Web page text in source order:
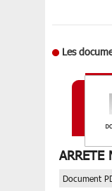
Les
Document